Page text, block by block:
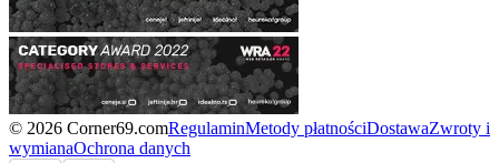
© 2026 Corner69.comRegulaminMetody płatnościDostawaZwroty i
wymianaOchrona danych